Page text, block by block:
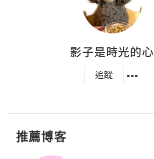
影子是時光的心
追蹤
推薦博客